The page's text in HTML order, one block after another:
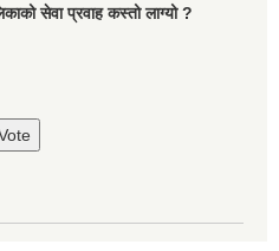
सेवा प्रवाह कस्तो लाग्यो ?